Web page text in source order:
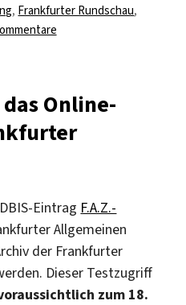
, Frankfurter Rundschau,
zu
Online-
Archiv
der
Online-
Eintrag F.A.Z.-
Allgemeinen
der Frankfurter
Dieser Testzugriff
zum 18.